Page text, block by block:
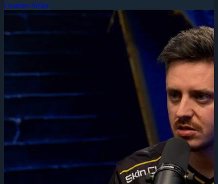
Counter-Strike